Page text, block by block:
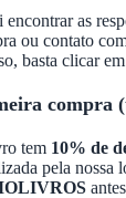
as
ou contato
basta clicar
compra
tem 10% de
pela nossa